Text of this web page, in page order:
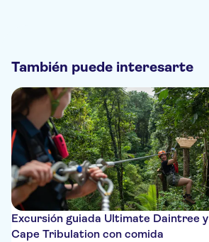
También puede interesarte
Excursión guiada Ultimate Daintree y
Cape Tribulation con comida